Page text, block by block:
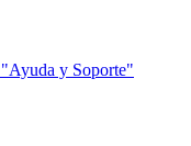
"Ayuda y Soporte"